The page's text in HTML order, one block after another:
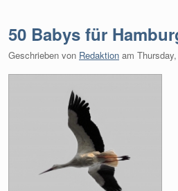
50 Babys für
Geschrieben von Redaktion am